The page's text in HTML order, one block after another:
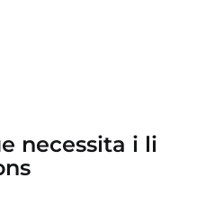
necessita i li